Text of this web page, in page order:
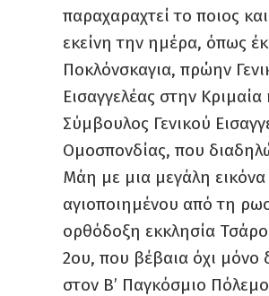
παραχαραχτεί το ποιος και
εκείνη την ημέρα, όπως
Ποκλόνσκαγια, πρώην
Εισαγγελέας στην
Σύμβουλος Γενικού
Ομοσπονδίας, που
Μάη με μια μεγάλη εικόνα
αγιοποιημένου από τη
ορθόδοξη εκκλησία
2ου, που βέβαια όχι μόνο
στον Β’ Παγκόσμιο